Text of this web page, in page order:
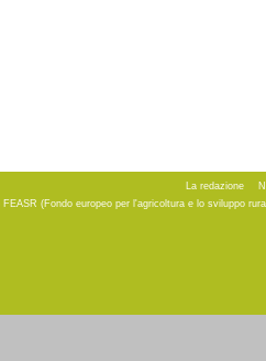
La redazione
(Fondo europeo per l'agricoltura e lo sviluppo